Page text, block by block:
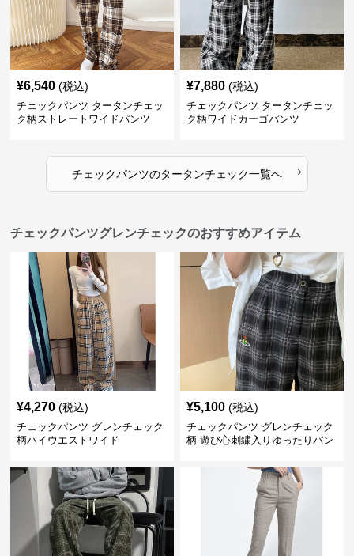
¥6,540 (税込)
チェックパンツ タータンチェッ
ク柄ストレートワイドパンツ
¥7,880 (税込)
チェックパンツ タータンチェッ
ク柄ワイドカーゴパンツ
チェックパンツのタータンチェック一覧へ ›
チェックパンツグレンチェックのおすすめアイテム
¥4,270 (税込)
チェックパンツ グレンチェック
柄ハイウエストワイド
¥5,100 (税込)
チェックパンツ グレンチェック
柄 遊び心刺繍入りゆったりパン